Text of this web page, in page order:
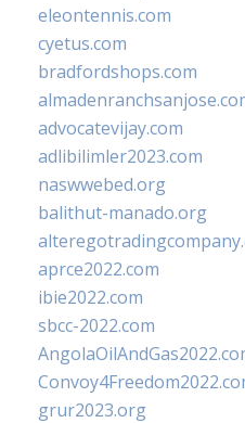
eleontennis.com
cyetus.com
bradfordshops.com
advocatevijay.com
adlibilimler2023.com
naswwebed.org
balithut-manado.org
aprce2022.com
ibie2022.com
sbcc-2022.com
grur2023.org